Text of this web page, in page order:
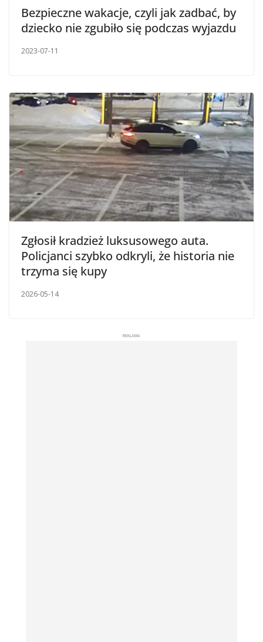
Bezpieczne wakacje, czyli jak zadbać, by
dziecko nie zgubiło się podczas wyjazdu
2023-07-11
Zgłosił kradzież luksusowego auta.
Policjanci szybko odkryli, że historia nie
trzyma się kupy
2026-05-14
REKLAMA